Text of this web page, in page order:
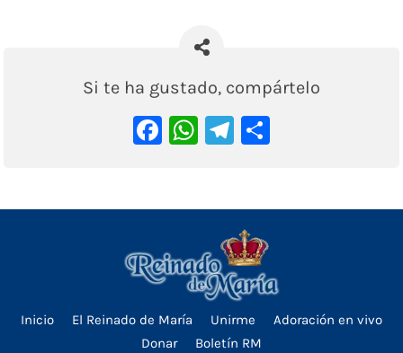
Si te ha gustado, compártelo
Facebook
WhatsApp
Telegram
Inicio El Reinado de María Unirme
Adoración en vivo
Donar
Boletín RM